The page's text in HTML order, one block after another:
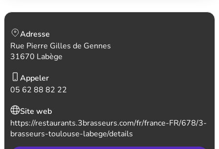
Adresse
Rue Pierre Gilles de Gennes
31670 Labège
Appeler
05 62 88 82 22
Site web
https://restaurants.3brasseurs.com/fr/france-FR/678/3-
brasseurs-toulouse-labege/details